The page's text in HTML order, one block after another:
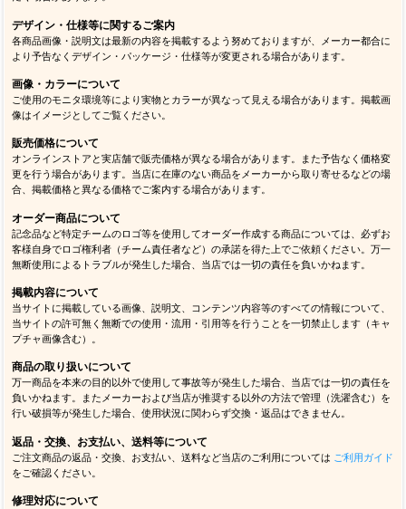
デザイン・仕様等に関するご案内
各商品画像・説明文は最新の内容を掲載するよう努めておりますが、メーカー都合に
より予告なくデザイン・パッケージ・仕様等が変更される場合があります。
画像・カラーについて
ご使用のモニタ環境等により実物とカラーが異なって見える場合があります。掲載画
像はイメージとしてご覧ください。
販売価格について
オンラインストアと実店舗で販売価格が異なる場合があります。また予告なく価格変
更を行う場合があります。当店に在庫のない商品をメーカーから取り寄せるなどの場
合、掲載価格と異なる価格でご案内する場合があります。
オーダー商品について
記念品など特定チームのロゴ等を使用してオーダー作成する商品については、必ずお
客様自身でロゴ権利者（チーム責任者など）の承諾を得た上でご依頼ください。万一
無断使用によるトラブルが発生した場合、当店では一切の責任を負いかねます。
掲載内容について
当サイトに掲載している画像、説明文、コンテンツ内容等のすべての情報について、
当サイトの許可無く無断での使用・流用・引用等を行うことを一切禁止します（キャ
プチャ画像含む）。
商品の取り扱いについて
万一商品を本来の目的以外で使用して事故等が発生した場合、当店では一切の責任を
負いかねます。またメーカーおよび当店が推奨する以外の方法で管理（洗濯含む）を
行い破損等が発生した場合、使用状況に関わらず交換・返品はできません。
返品・交換、お支払い、送料等について
ご注文商品の返品・交換、お支払い、送料など当店のご利用については ご利用ガイド
をご確認ください。
修理対応について